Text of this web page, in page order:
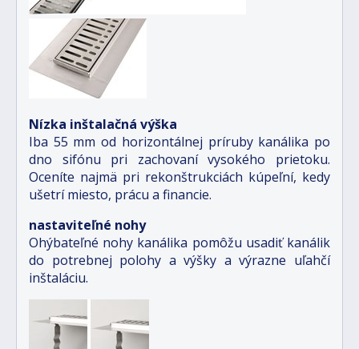
Nízka inštalačná výška
Iba 55 mm od horizontálnej príruby kanálika po
dno sifónu pri zachovaní vysokého prietoku.
Oceníte najmä pri rekonštrukciách kúpeľní, kedy
ušetrí miesto, prácu a financie.
nastaviteľné nohy
Ohýbateľné nohy kanálika pomôžu usadiť kanálik
do potrebnej polohy a výšky a výrazne uľahčí
inštaláciu.